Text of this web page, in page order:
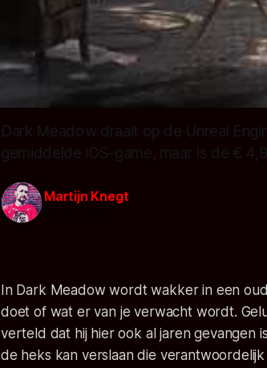
Dark Meadow draait op de Unreal
gemiddelde iOS-game, maar is de €
Martijn Knegt
In Dark Meadow wordt wakker in een
doet of wat er van je verwacht wordt.
verteld dat hij hier ook al jaren gevangen
de heks kan verslaan die